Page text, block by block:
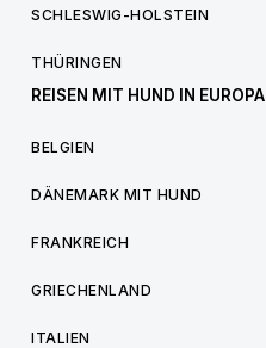
SCHLESWIG-HOLSTEIN
THÜRINGEN
REISEN MIT HUND IN EUROPA
BELGIEN
DÄNEMARK MIT HUND
FRANKREICH
GRIECHENLAND
ITALIEN